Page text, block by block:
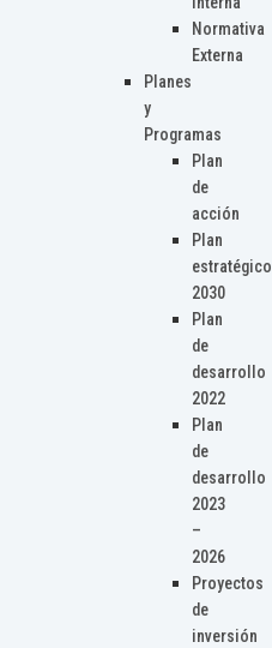
Normativa
Externa
Planes
y
Programas
Plan
de
acción
Plan
estratégico
2030
Plan
de
desarrollo
2022
Plan
de
desarrollo
2023
–
2026
Proyectos
de
inversión